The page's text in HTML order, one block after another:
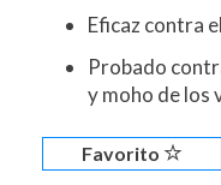
Eficaz contra
Probado
y moho de los
Favorito